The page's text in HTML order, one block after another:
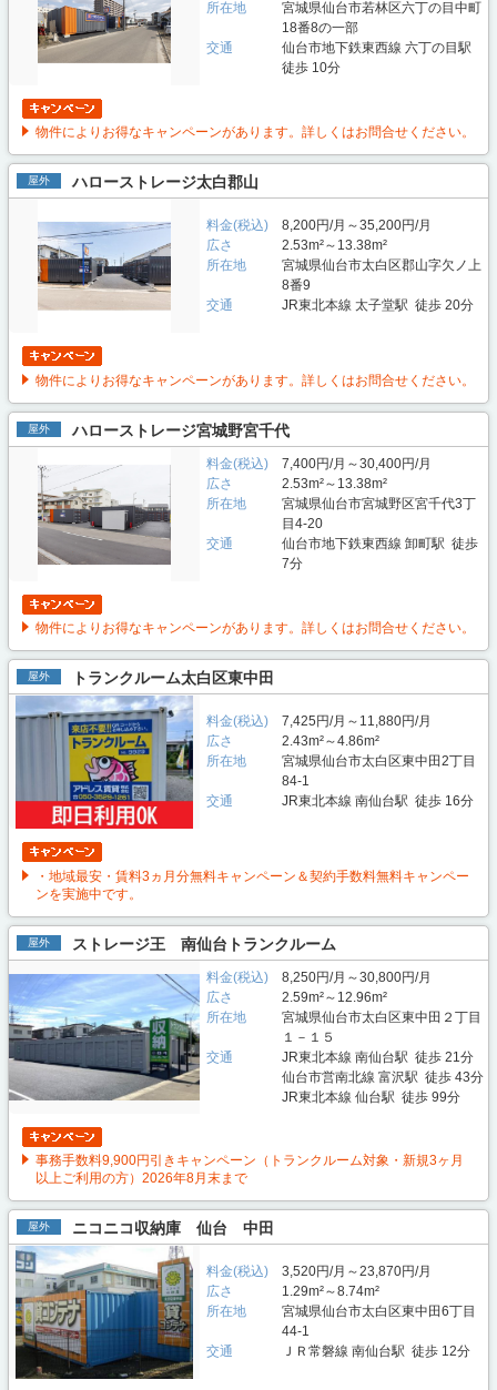
所在地
宮城県仙台市若林区六丁の目中町
18番8の一部
交通
仙台市地下鉄東西線 六丁の目駅
徒歩 10分
物件によりお得なキャンペーンがあります。詳しくはお問合せください。
屋外 ハローストレージ太白郡山
料金(税込)
8,200円/月～35,200円/月
広さ
2.53m²～13.38m²
所在地
宮城県仙台市太白区郡山字欠ノ上
8番9
交通
JR東北本線 太子堂駅 徒歩 20分
物件によりお得なキャンペーンがあります。詳しくはお問合せください。
屋外 ハローストレージ宮城野宮千代
料金(税込)
7,400円/月～30,400円/月
広さ
2.53m²～13.38m²
所在地
宮城県仙台市宮城野区宮千代3丁
目4-20
交通
仙台市地下鉄東西線 卸町駅 徒歩
7分
物件によりお得なキャンペーンがあります。詳しくはお問合せください。
屋外 トランクルーム太白区東中田
料金(税込)
7,425円/月～11,880円/月
広さ
2.43m²～4.86m²
所在地
宮城県仙台市太白区東中田2丁目
84-1
交通
JR東北本線 南仙台駅 徒歩 16分
・地域最安・賃料3ヵ月分無料キャンペーン＆契約手数料無料キャンペー
ンを実施中です。
屋外 ストレージ王 南仙台トランクルーム
料金(税込)
8,250円/月～30,800円/月
広さ
2.59m²～12.96m²
所在地
宮城県仙台市太白区東中田２丁目
１－１５
交通
JR東北本線 南仙台駅 徒歩 21分
仙台市営南北線 富沢駅 徒歩 43分
JR東北本線 仙台駅 徒歩 99分
事務手数料9,900円引きキャンペーン（トランクルーム対象・新規3ヶ月
以上ご利用の方）2026年8月末まで
屋外 ニコニコ収納庫 仙台 中田
料金(税込)
3,520円/月～23,870円/月
広さ
1.29m²～8.74m²
所在地
宮城県仙台市太白区東中田6丁目
44-1
交通
ＪＲ常磐線 南仙台駅 徒歩 12分